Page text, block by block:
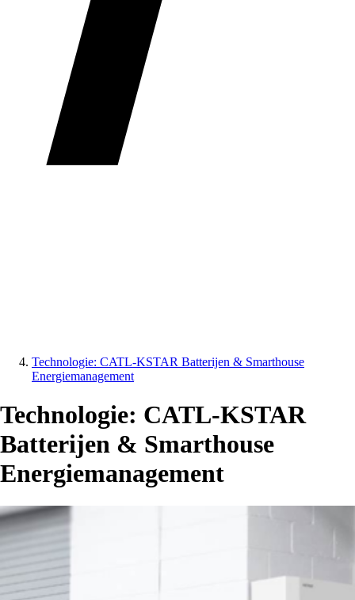
Technologie: CATL-KSTAR Batterijen & Smarthouse
Energiemanagement
Technologie: CATL-KSTAR
Batterijen & Smarthouse
Energiemanagement